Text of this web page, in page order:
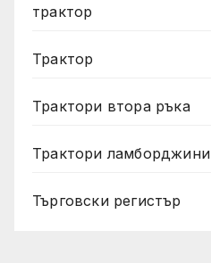
трактор
Трактор
Трактори втора ръка
Трактори ламборджини
Търговски регистър